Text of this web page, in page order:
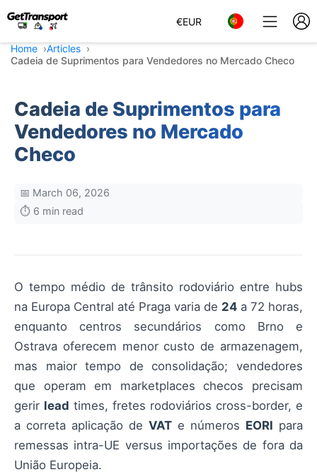
€EUR
Home
Articles
Cadeia de Suprimentos para Vendedores no Mercado Checo
Cadeia de Suprimentos para
Vendedores no Mercado
Checo
📅 March 06, 2026
⏱️ 6 min read
O tempo médio de trânsito rodoviário entre hubs
na Europa Central até Praga varia de 24 a 72 horas,
enquanto centros secundários como Brno e
Ostrava oferecem menor custo de armazenagem,
mas maior tempo de consolidação; vendedores
que operam em marketplaces checos precisam
gerir lead times, fretes rodoviários cross-border, e
a correta aplicação de VAT e números EORI para
remessas intra-UE versus importações de fora da
União Europeia.